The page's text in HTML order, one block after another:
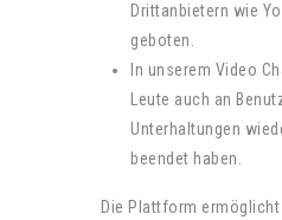
Drittanbietern wie
geboten.
In unserem Video
Leute auch an
Unterhaltungen
beendet haben.
Die Plattform